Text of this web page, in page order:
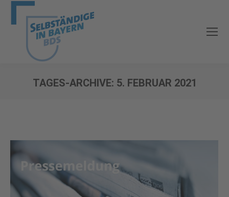
TAGES-ARCHIVE: 5. FEBRUAR 2021